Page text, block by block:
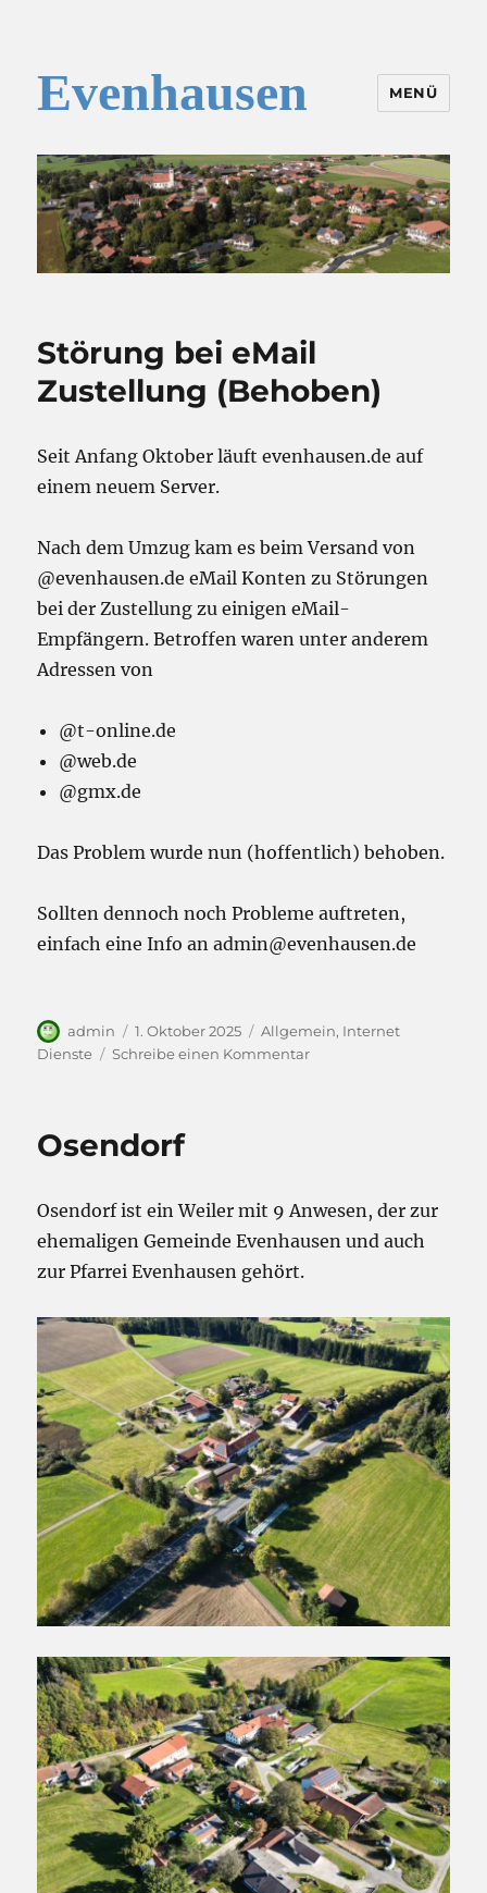
Evenhausen MENÜ
IndexStörung bei eMail
Zustellung (Behoben)
Seit Anfang Oktober läuft evenhausen.de auf
einem neuem Server.
Nach dem Umzug kam es beim Versand von
@evenhausen.de eMail Konten zu Störungen
bei der Zustellung zu einigen eMail-
Empfängern. Betroffen waren unter anderem
Adressen von
@t-online.de
@web.de
@gmx.de
Das Problem wurde nun (hoffentlich) behoben.
Sollten dennoch noch Probleme auftreten,
einfach eine Info an admin@evenhausen.de
Autor
admin
Veröffentlicht
am
1. Oktober 2025 Kategorien
Allgemein, Internet
Dienste
Schreibe einen Kommentarzu
Osendorf
Osendorf ist ein Weiler mit 9 Anwesen, der zur
ehemaligen Gemeinde Evenhausen und auch
zur Pfarrei Evenhausen gehört.